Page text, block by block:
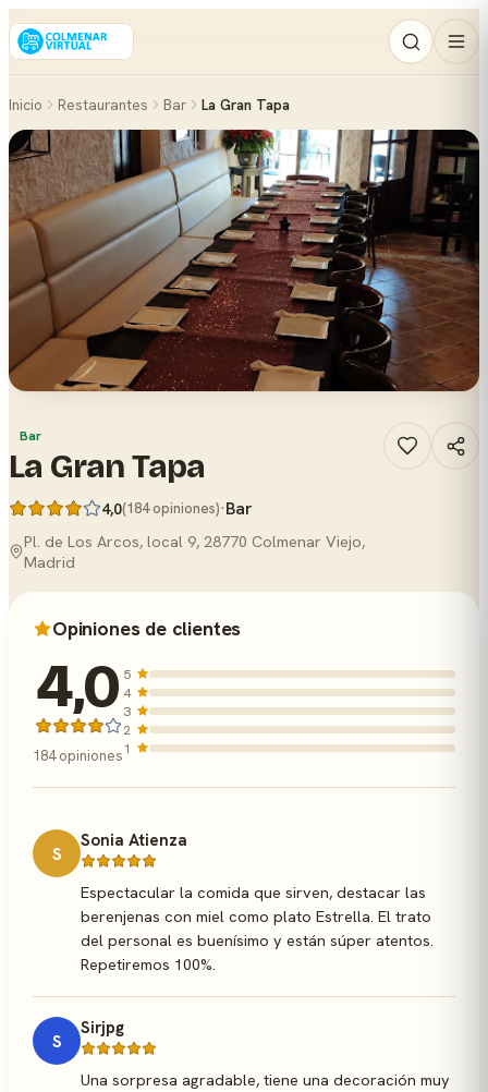
Inicio Restaurantes Bar La Gran Tapa
Bar
La Gran Tapa
4,0(184 opiniones)·Bar
Pl. de Los Arcos, local 9, 28770 Colmenar Viejo,
Madrid
Opiniones de clientes
4,0
184 opiniones
5
4
3
2
1
S
Sonia Atienza
Espectacular la comida que sirven, destacar las
berenjenas con miel como plato Estrella. El trato
del personal es buenísimo y están súper atentos.
Repetiremos 100%.
S
Sirjpg
Una sorpresa agradable, tiene una decoración muy